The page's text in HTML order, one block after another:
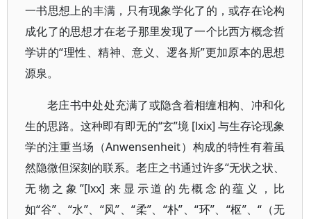
一书思想上的丰满，只有现象学化了的，或存在论构
成化了的思想才在老子那里发现了一个比西方概念哲
学讲的“理性、精神、意义、逻各斯”更加原本的思想
源泉。
老庄书中处处充满了或隐含着相缠相构、冲和化
生的思路。这种即有即无的“玄”境 [lxix] 与生存论现象
学的注重当场（Anwensenheit）构成的特性有着虽
然隐微但深刻的联系。老庄之书通过许多“无状之状、
无物之象”[lxx] 来显示道的先概念的蕴义，比
如“谷”、“水”、“风”、“柔”、“朴”、“环”、“枢”、“（无